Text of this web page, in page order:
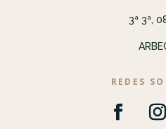
3ª 3ª,
REDES